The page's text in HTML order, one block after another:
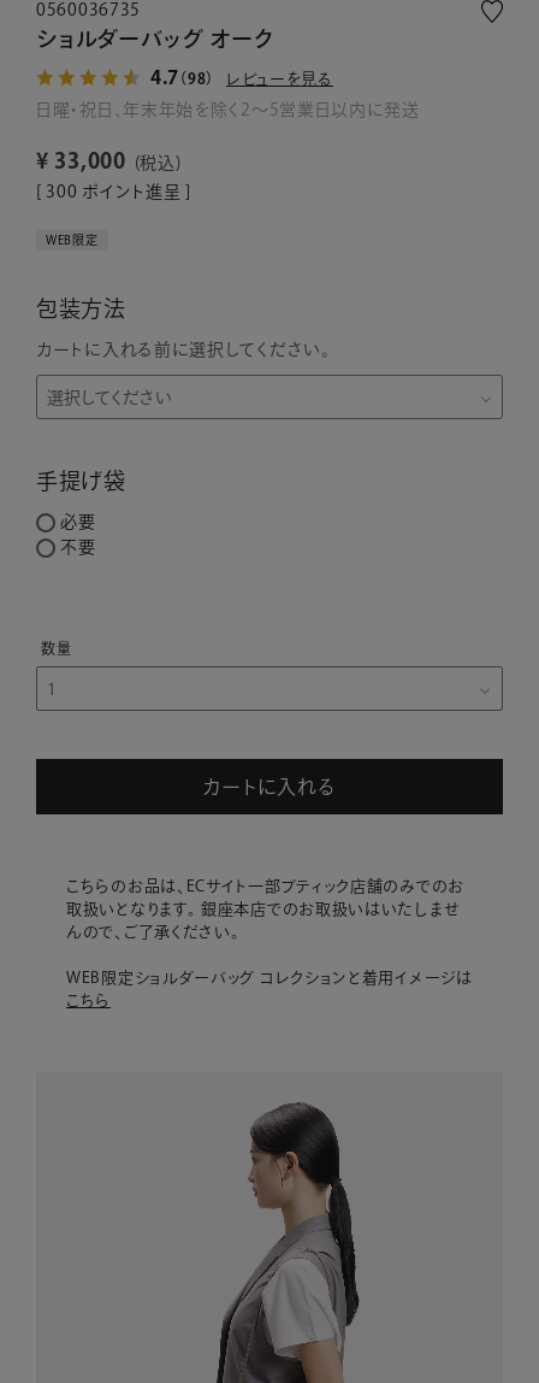
0560036735
ショルダーバッグ オーク
4.7 （98） レビューを見る
日曜・祝日、年末年始を除く2～5営業日以内に発送
¥ 33,000
税込
300 ポイント進呈 ]
WEB限定
包装方法
カートに入れる前に選択してください。
手提げ袋
必要
不要
カートに入れる
こちらのお品は、ECサイト一部ブティック店舗のみでのお
取扱いとなります。 銀座本店でのお取扱いはいたしませ
んので、ご了承ください。
WEB限定ショルダーバッグ コレクションと着用イメージは
こちら